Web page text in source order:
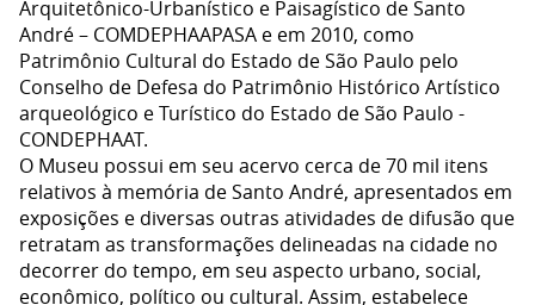
Arquitetônico-Urbanístico e Paisagístico de Santo
André – COMDEPHAAPASA e em 2010, como
Patrimônio Cultural do Estado de São Paulo pelo
Conselho de Defesa do Patrimônio Histórico Artístico
arqueológico e Turístico do Estado de São Paulo -
CONDEPHAAT.
O Museu possui em seu acervo cerca de 70 mil itens
relativos à memória de Santo André, apresentados em
exposições e diversas outras atividades de difusão que
retratam as transformações delineadas na cidade no
decorrer do tempo, em seu aspecto urbano, social,
econômico, político ou cultural. Assim, estabelece